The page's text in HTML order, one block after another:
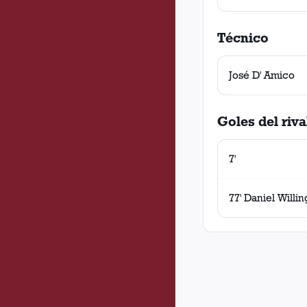
Técnico
José D' Amico
Goles del
7'
77' Daniel